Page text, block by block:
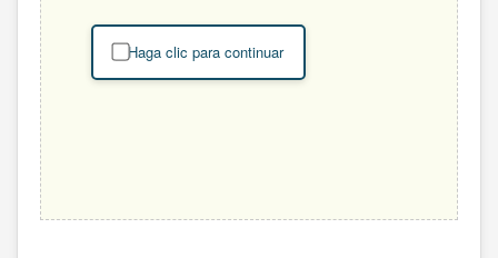
Haga clic para continuar